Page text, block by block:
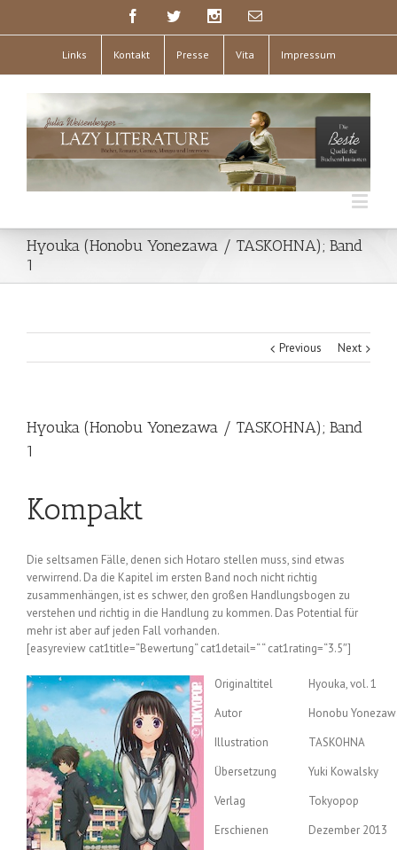
Links Kontakt Presse Vita Impressum
Hyouka (Honobu Yonezawa / TASKOHNA); Band
1
Previous Next
Hyouka (Honobu Yonezawa / TASKOHNA); Band
1
Kompakt
Die seltsamen Fälle, denen sich Hotaro stellen muss, sind etwas
verwirrend. Da die Kapitel im ersten Band noch nicht richtig
zusammenhängen, ist es schwer, den großen Handlungsbogen zu
verstehen und richtig in die Handlung zu kommen. Das Potential für
mehr ist aber auf jeden Fall vorhanden.
[easyreview cat1title=“Bewertung“ cat1detail=“ “ cat1rating=“3.5″]
Originaltitel
Hyouka, vol. 1
Autor
Honobu
Illustration
TASKOHNA
Übersetzung
Yuki Kowalsky
Verlag
Tokyopop
Erschienen
Dezember 2013